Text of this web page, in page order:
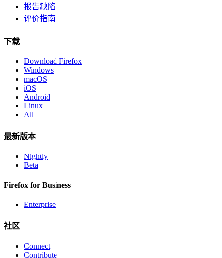
报告缺陷
评价指南
下载
Download Firefox
Windows
macOS
iOS
Android
Linux
All
最新版本
Nightly
Beta
Firefox for Business
Enterprise
社区
Connect
Contribute